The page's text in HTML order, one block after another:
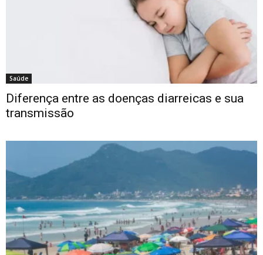
Saúde
Diferença entre as doenças diarreicas e sua
transmissão